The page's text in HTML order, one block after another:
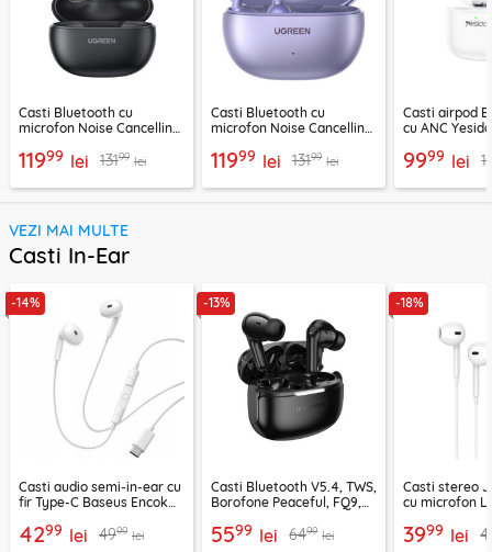
Casti Bluetooth cu
microfon Noise Cancelling
11999 lei 13199 lei
Casti Bluetooth cu
microfon Noise Cancelling
11999 lei 13199 lei
Casti airpod
cu ANC
9999 lei
VEZI MAI MULTE
Casti In-Ear
-14%
Casti audio semi-in-ear cu
fir Type-C Baseus Encok
4299 lei 4999 lei
-13%
Casti Bluetooth V5.4, TWS,
Borofone Peaceful, FQ9,
5599 lei 6499 lei
-18%
Casti stereo
cu microfon
3999 lei